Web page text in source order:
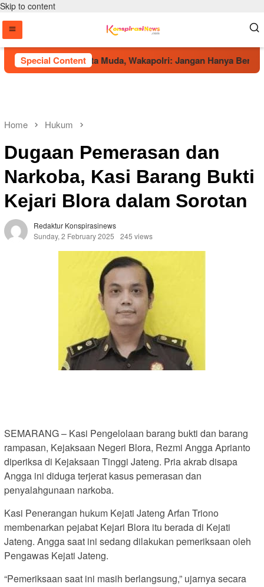
Skip to content
Special Content
Panggung Talenta Muda, Wakapolri: Jangan Hanya Bermain,
Home Hukum
Dugaan Pemerasan dan
Narkoba, Kasi Barang Bukti
Kejari Blora dalam Sorotan
Redaktur Konspirasinews
Sunday, 2 February 2025
245 views
SEMARANG – Kasi Pengelolaan barang bukti dan barang
rampasan, Kejaksaan Negeri Blora, Rezmi Angga Aprianto
diperiksa di Kejaksaan Tinggi Jateng. Pria akrab disapa
Angga ini diduga terjerat kasus pemerasan dan
penyalahgunaan narkoba.
Kasi Penerangan hukum Kejati Jateng Arfan Triono
membenarkan pejabat Kejari Blora itu berada di Kejati
Jateng. Angga saat ini sedang dilakukan pemeriksaan oleh
Pengawas Kejati Jateng.
“Pemeriksaan saat ini masih berlangsung,” ujarnya secara